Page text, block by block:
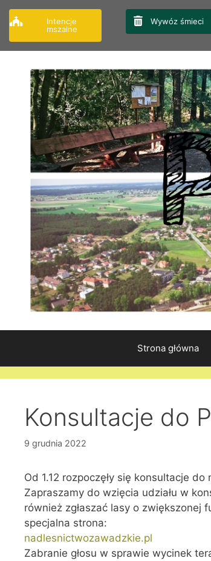
Przejdź
do
Intencje
mszalne
Wywóz śmieci
Strona główna
Konsultacje do
9 grudnia 2022
Od 1.12 rozpoczęły się konsultacje
Zapraszamy do wzięcia udziału w
również zgłaszać lasy o zwiększonej
specjalna strona:
nadlesnictwozawadzkie.pl
Zabranie głosu w sprawie wycinek